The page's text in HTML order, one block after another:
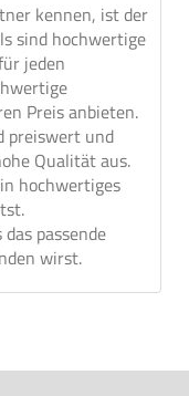
kennen, ist der
sind hochwertige
jeden
Preis anbieten.
preiswert und
Qualität aus.
hochwertiges
passende
wirst.